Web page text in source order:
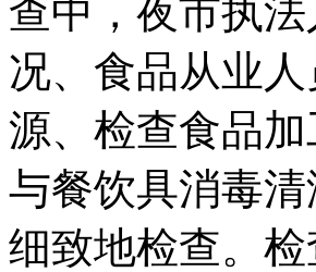
查中，夜市执
况、食品从业
源、检查食品
与餐饮具消毒
细致地检查。